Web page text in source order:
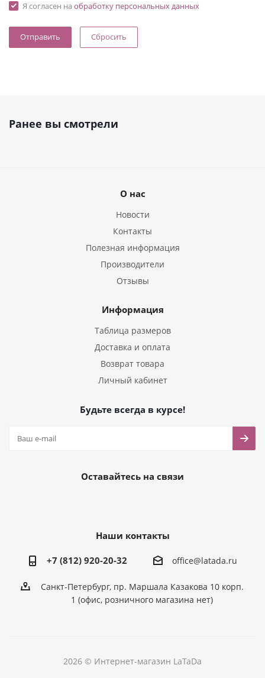
Я согласен на обработку персональных данных
Сбросить
Ранее вы смотрели
О нас
Новости
Контакты
Полезная информация
Производители
Отзывы
Информация
Таблица размеров
Доставка и оплата
Возврат товара
Личный кабинет
Будьте всегда в курсе!
Оставайтесь на связи
Наши контакты
+7 (812) 920-20-32 office@latada.ru
Санкт-Петербург, пр. Маршала Казакова 10 корп.
1 (офис, розничного магазина нет)
2026 © Интернет-магазин LaTaDa